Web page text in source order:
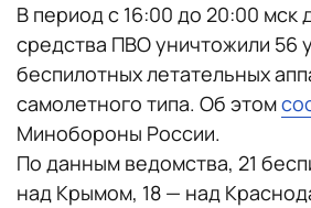
В период с 16:00 до 20:00 мск
средства ПВО уничтожили 56
беспилотных летательных
самолетного типа. Об этом
Минобороны России.
По данным ведомства, 21
над Крымом, 18 — над